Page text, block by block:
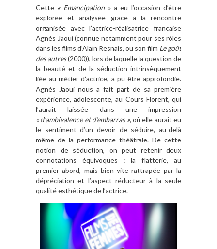
Cette « Emancipation »a eu l’occasion d’être
explorée et analysée grâce à la rencontre
organisée avec l’actrice-réalisatrice française
Agnès Jaoui (connue notamment pour ses rôles
dans les films d’Alain Resnais, ou son film Le goût
des autres(2000)), lors de laquelle la question de
la beauté et de la séduction intrinsèquement
liée au métier d’actrice, a pu être approfondie.
Agnès Jaoui nous a fait part de sa première
expérience, adolescente, au Cours Florent, qui
l’aurait laissée dans une impression
« d’ambivalence et d’embarras », où elle aurait eu
le sentiment d’un devoir de séduire, au-delà
même de la performance théâtrale. De cette
notion de séduction, on peut retenir deux
connotations équivoques : la flatterie, au
premier abord, mais bien vite rattrapée par la
dépréciation et l’aspect réducteur à la seule
qualité esthétique de l’actrice.